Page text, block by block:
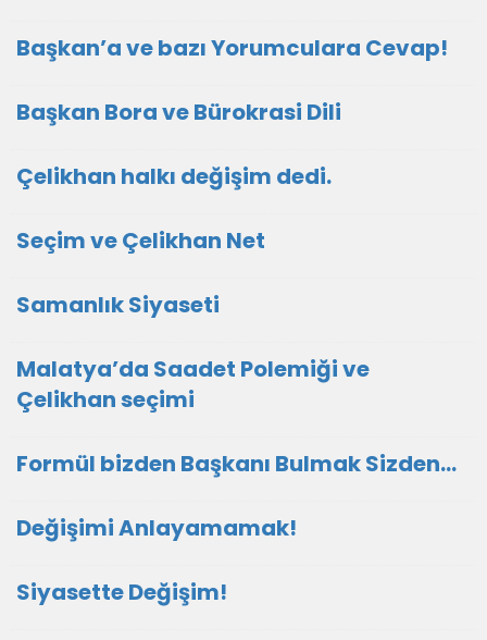
Başkan’a ve bazı Yorumculara Cevap!
Başkan Bora ve Bürokrasi Dili
Çelikhan halkı değişim dedi.
Seçim ve Çelikhan Net
Samanlık Siyaseti
Malatya’da Saadet Polemiği ve
Çelikhan seçimi
Formül bizden Başkanı Bulmak Sizden…
Değişimi Anlayamamak!
Siyasette Değişim!